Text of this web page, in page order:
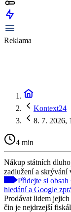
Reklama
Kontext24
8. 7. 2026,
4 min
Nákup státních
zadlužení a skrývání
Přidejte si
hledání a Google
Prodávat lidem
čin je nejdrzejší